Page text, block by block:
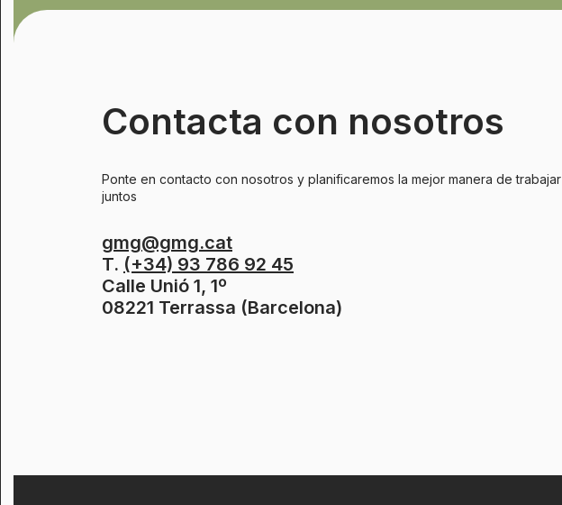
Contacta con nosotros
Ponte en contacto con nosotros y planificaremos la mejor manera de trabajar
juntos
gmg@gmg.cat
T. (+34) 93 786 92 45
Calle Unió 1, 1º
08221 Terrassa (Barcelona)